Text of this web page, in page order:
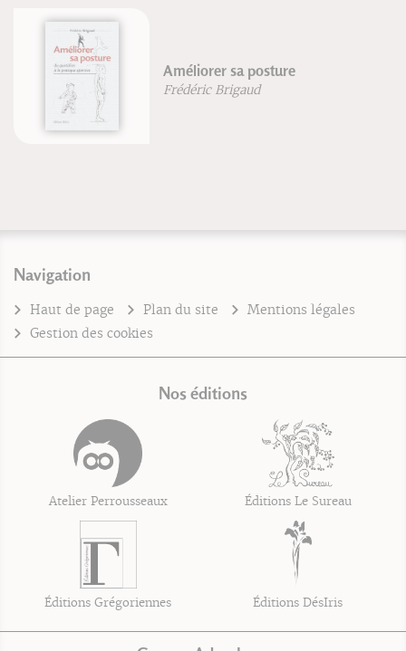
Navigation
Haut de page Plan du site
Mentions légales
Gestion des cookies
Nos éditions
Atelier Perrousseaux Éditions Le Sureau
Éditions Grégoriennes Éditions DésIris